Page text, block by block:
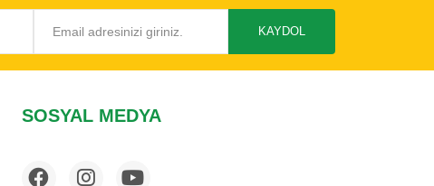
KAYDOL
SOSYAL MEDYA